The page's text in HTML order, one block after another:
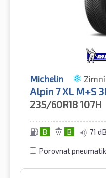
Michelin
Alpin 7 XL M+S
235/60R18107H
B B 71 dB
Porovnat